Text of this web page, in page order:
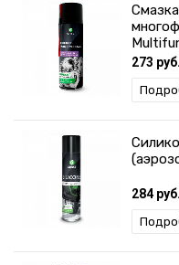
273 руб.
284 руб.